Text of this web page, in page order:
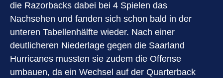
die Razorbacks dabei bei 4 Spielen das
Nachsehen und fanden sich schon bald in der
unteren Tabellenhälfte wieder. Nach einer
deutlicheren Niederlage gegen die Saarland
Hurricanes mussten sie zudem die Offense
umbauen, da ein Wechsel auf der Quarterback